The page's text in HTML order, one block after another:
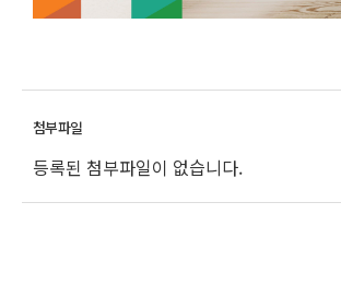
등록된 첨부파일이 없습니다.